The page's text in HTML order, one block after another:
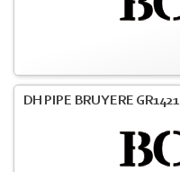
DH PIPE BRUYERE GR1421